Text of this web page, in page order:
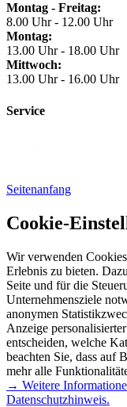
Montag - Freitag:
8.00 Uhr - 12.00 Uhr
Montag:
13.00 Uhr - 18.00 Uhr
Mittwoch:
13.00 Uhr - 16.00 Uhr
Service
Seitenanfang
Cookie-
Wir verwenden
Erlebnis zu bieten.
Seite und für die
Unternehmensziele
anonymen
Anzeige
entscheiden, welche
beachten Sie, dass auf
mehr alle
→ Weitere
Datenschutzhinweis.